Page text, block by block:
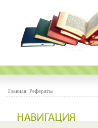
Главная: Рефераты